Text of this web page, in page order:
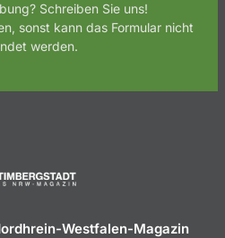
Schreiben Sie uns!
sonst kann das Formular nicht
werden.
Westfalen-Magazin